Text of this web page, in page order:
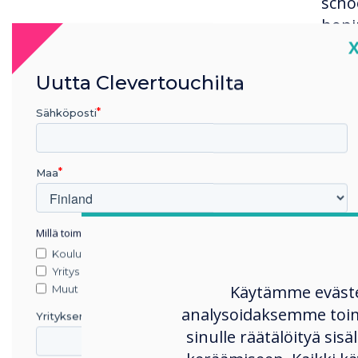
in any
in
Käytämme
analysoidaksemme
sinulle räätälöityä
Uutta Clevertouchilta
Sähköposti
Maa
Millä toimialalla työskentelet
Koulutus
Yritys
Muut
Yrityksen nimi